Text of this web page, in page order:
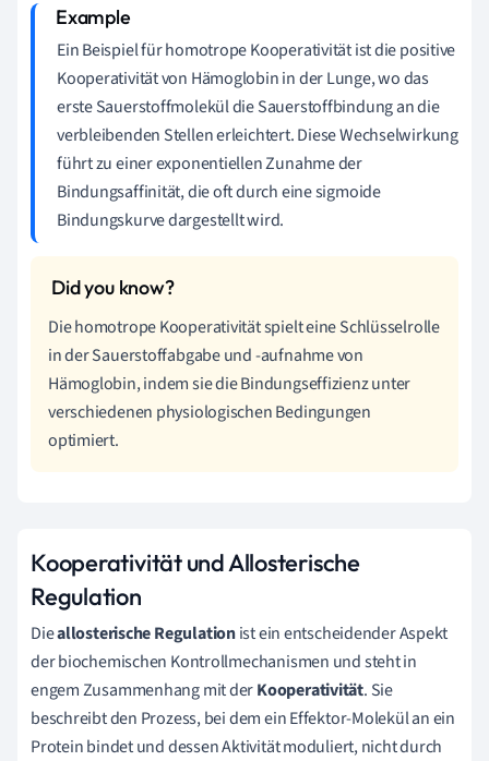
Ein Beispiel für homotrope Kooperativität ist die positive
Kooperativität von Hämoglobin in der Lunge, wo das
erste Sauerstoffmolekül die Sauerstoffbindung an die
verbleibenden Stellen erleichtert. Diese Wechselwirkung
führt zu einer exponentiellen Zunahme der
Bindungsaffinität, die oft durch eine sigmoide
Bindungskurve dargestellt wird.
Die homotrope Kooperativität spielt eine Schlüsselrolle
in der Sauerstoffabgabe und -aufnahme von
Hämoglobin, indem sie die Bindungseffizienz unter
verschiedenen physiologischen Bedingungen
optimiert.
Kooperativität und Allosterische
Regulation
Dieallosterische Regulationist ein entscheidender Aspekt
der biochemischen Kontrollmechanismen und steht in
engem Zusammenhang mit derKooperativität. Sie
beschreibt den Prozess, bei dem ein Effektor-Molekül an ein
Protein bindet und dessen Aktivität moduliert, nicht durch